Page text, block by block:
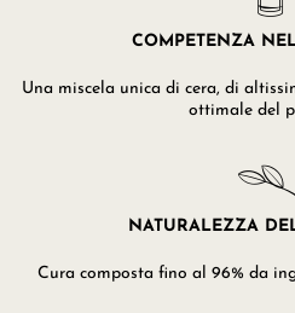
COMPETENZA
Una miscela unica di cera, di
ottimale del
NATURALEZZA
Cura composta fino al 96% da